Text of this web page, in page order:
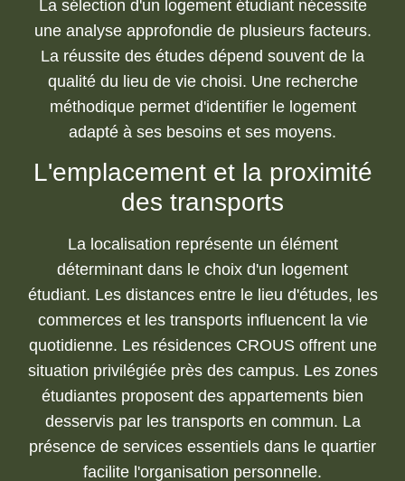
La sélection d'un logement étudiant nécessite
une analyse approfondie de plusieurs facteurs.
La réussite des études dépend souvent de la
qualité du lieu de vie choisi. Une recherche
méthodique permet d'identifier le logement
adapté à ses besoins et ses moyens.
L'emplacement et la proximité
des transports
La localisation représente un élément
déterminant dans le choix d'un logement
étudiant. Les distances entre le lieu d'études, les
commerces et les transports influencent la vie
quotidienne. Les résidences CROUS offrent une
situation privilégiée près des campus. Les zones
étudiantes proposent des appartements bien
desservis par les transports en commun. La
présence de services essentiels dans le quartier
facilite l'organisation personnelle.